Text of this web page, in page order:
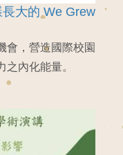
大的 We Grew
會，營造國際校園
內化能量。